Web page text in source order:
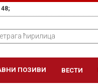
ПОЗИВИ ВЕСТИ